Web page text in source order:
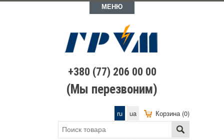
МЕНЮ
+380 (77) 206 00 00
(Мы перезвоним)
Корзина (0)
ru ua